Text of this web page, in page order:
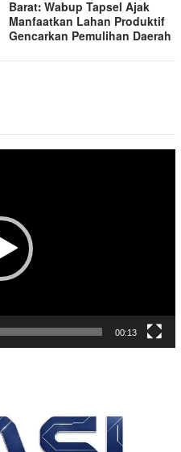
Barat: Wabup Tapsel Ajak
Manfaatkan Lahan Produktif
Gencarkan Pemulihan Daerah
00:13